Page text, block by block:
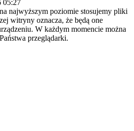
05:27
najwyższym poziomie stosujemy pliki
witryny oznacza, że będą one
W każdym momencie można
przeglądarki.